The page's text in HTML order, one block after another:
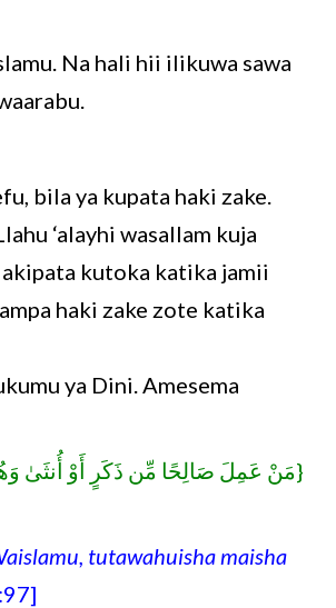
Na hali hii ilikuwa sawa
bila ya kupata haki zake.
‘alayhi wasallam kuja
kutoka katika jamii
haki zake zote katika
ya Dini. Amesema
{مَنْ عَمِلَ صَالِحًا مِّن ذَكَرٍ أَوْ أُنثَىٰ
tutawahuisha maisha